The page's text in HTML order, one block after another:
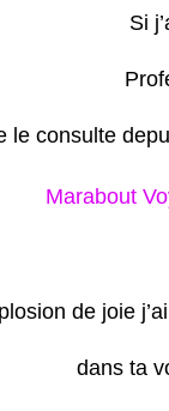
Si
le consulte
Marabout
de joie
dans ta